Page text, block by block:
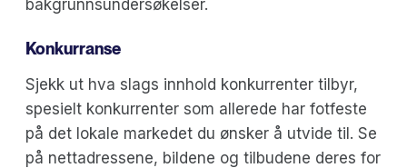
bakgrunnsundersøkelser.
Konkurranse
Sjekk ut hva slags innhold konkurrenter tilbyr,
spesielt konkurrenter som allerede har fotfeste
på det lokale markedet du ønsker å utvide til. Se
på nettadressene, bildene og tilbudene deres for